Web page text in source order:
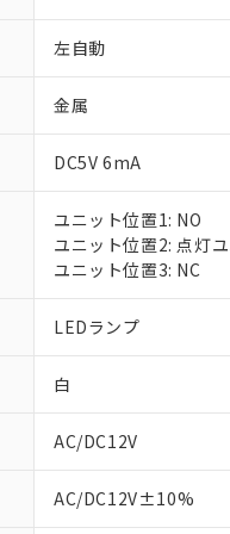
左自動
金属
DC5V 6mA
ユニット位置1: NO
ユニット位置2: 点灯
ユニット位置3: NC
LEDランプ
白
AC/DC12V
AC/DC12V±10%
※1 対応状況